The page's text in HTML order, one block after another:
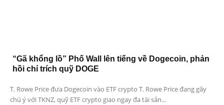
“Gã khổng lồ” Phố Wall lên tiếng về Dogecoin, phản
hồi chỉ trích quỹ DOGE
T. Rowe Price đưa Dogecoin vào ETF crypto T. Rowe Price đang gây
chú ý với TKNZ, quỹ ETF crypto giao ngay đa tài sản...